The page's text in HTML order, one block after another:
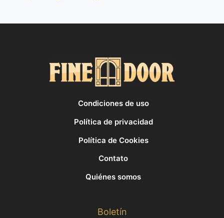
Condiciones de uso
Política de privacidad
Política de Cookies
Contato
Quiénes somos
Boletín